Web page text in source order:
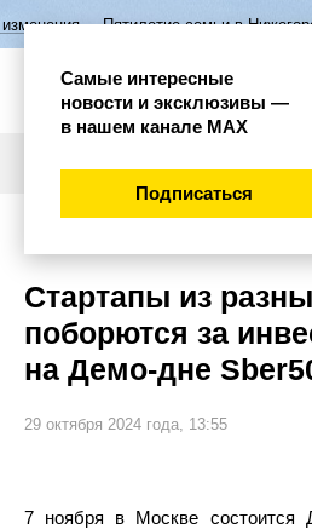
семьи в Нижегородской области
Стартапы из
поборются за
на Демо-дне
29 октября 2024 года, 13:55
7 ноября в Москве состоится
Самые интересные
новости и эксклюзивы —
в нашем канале МАХ
Подписаться